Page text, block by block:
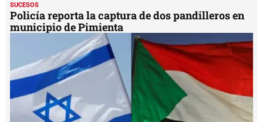
SUCESOS
Policía reporta la captura de dos pandilleros en
municipio de Pimienta